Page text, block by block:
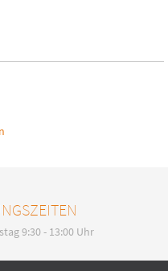
9:30 - 13:00 Uhr